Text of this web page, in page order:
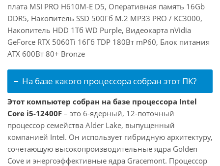
плата MSI PRO H610M-E D5, Оперативная память 16Gb
DDR5, Накопитель SSD 500Гб M.2 MP33 PRO / KC3000,
Накопитель HDD 1Тб WD Purple, Видеокарта nVidia
GeForce RTX 5060Ti 16Гб TDP 180Вт mP60, Блок питания
ATX 600Вт 80+ Bronze
На базе какого процессора собран этот ПК?
Этот компьютер собран на базе процессора Intel
Core i5-12400F – это 6-ядерный, 12-поточный
процессор семейства Alder Lake, выпущенный
компанией Intel. Он использует гибридную архитектуру,
сочетающую высокопроизводительные ядра Golden
Cove и энергоэффективные ядра Gracemont. Процессор